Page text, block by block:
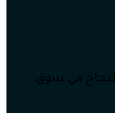
في سوق